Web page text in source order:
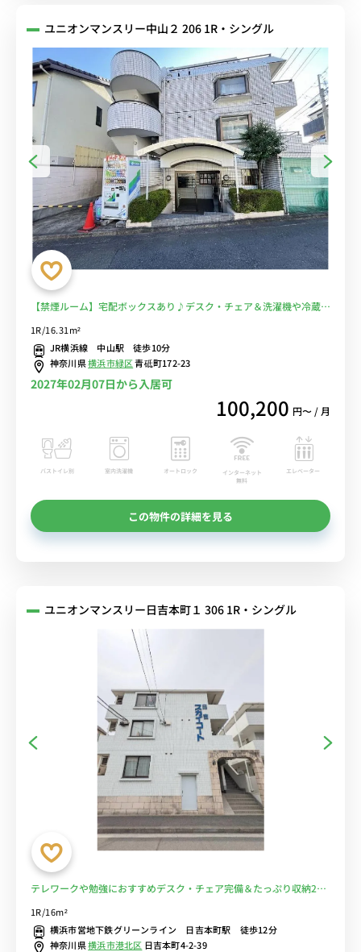
ユニオンマンスリー中山２ 206 1R・シングル
【禁煙ルーム】宅配ボックスあり♪デスク・チェア＆洗濯機や冷蔵庫
とまで物件から徒歩1分■選べるWi-Fi格安レンタル中！
1R/16.31m²
JR横浜線 中山駅 徒歩10分
神奈川県横浜市緑区青砥町172-23
2027年02月07日から入居可
100,200 円〜 / 月
バストイレ別 室内洗濯機 オートロック
インターネット
無料
エレベーター
この物件の詳細を見る
ユニオンマンスリー日吉本町１ 306 1R・シングル
テレワークや勉強におすすめデスク・チェア完備＆たっぷり収納2ド
丘駅へ乗換なし、慶應義塾大学へ徒歩で通学■選べるWi-Fi格安レン
タル中！
1R/16m²
横浜市営地下鉄グリーンライン 日吉本町駅 徒歩12分
神奈川県横浜市港北区 日吉本町4-2-39